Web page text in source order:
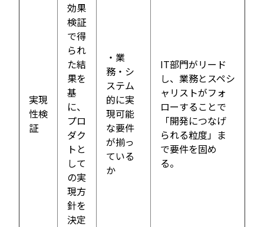
実現
性検
証
効果
検証
で得
られ
た結
果を
基
に、
プロ
ダク
トと
して
の実
現方
針を
決定
・業
務・シ
ステム
的に実
現可能
な要件
が揃っ
ている
か
IT部門がリード
し、業務とスペシ
ャリストがフォ
ローすることで
「開発につなげ
られる粒度」ま
で要件を固め
る。